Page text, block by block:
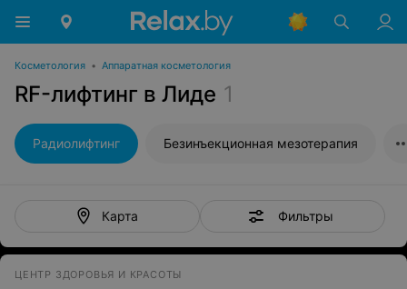
Косметология • Аппаратная косметология
RF-лифтинг в Лиде 1
Радиолифтинг Безинъекционная мезотерапия
Карта Фильтры
ЦЕНТР ЗДОРОВЬЯ И КРАСОТЫ